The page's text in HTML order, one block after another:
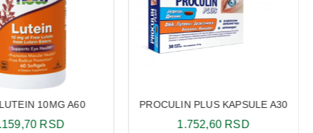
10MG A60
RSD
PROCULIN PLUS KAPSULE A30
1.752,60 RSD